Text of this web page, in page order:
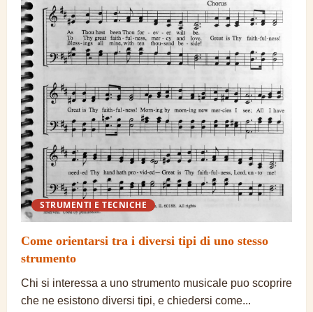
STRUMENTI E TECNICHE
Come orientarsi tra i diversi tipi di uno stesso
strumento
Chi si interessa a uno strumento musicale puo scoprire
che ne esistono diversi tipi, e chiedersi come...